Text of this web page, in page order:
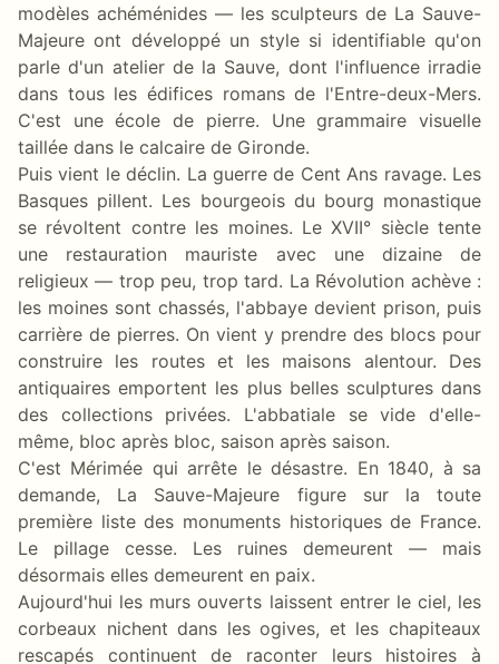
modèles achéménides — les sculpteurs de La Sauve-
Majeure ont développé un style si identifiable qu'on
parle d'un atelier de la Sauve, dont l'influence irradie
dans tous les édifices romans de l'Entre-deux-Mers.
C'est une école de pierre. Une grammaire visuelle
taillée dans le calcaire de Gironde.
Puis vient le déclin. La guerre de Cent Ans ravage. Les
Basques pillent. Les bourgeois du bourg monastique
se révoltent contre les moines. Le XVII° siècle tente
une restauration mauriste avec une dizaine de
religieux — trop peu, trop tard. La Révolution achève :
les moines sont chassés, l'abbaye devient prison, puis
carrière de pierres. On vient y prendre des blocs pour
construire les routes et les maisons alentour. Des
antiquaires emportent les plus belles sculptures dans
des collections privées. L'abbatiale se vide d'elle-
même, bloc après bloc, saison après saison.
C'est Mérimée qui arrête le désastre. En 1840, à sa
demande, La Sauve-Majeure figure sur la toute
première liste des monuments historiques de France.
Le pillage cesse. Les ruines demeurent — mais
désormais elles demeurent en paix.
Aujourd'hui les murs ouverts laissent entrer le ciel, les
corbeaux nichent dans les ogives, et les chapiteaux
rescapés continuent de raconter leurs histoires à